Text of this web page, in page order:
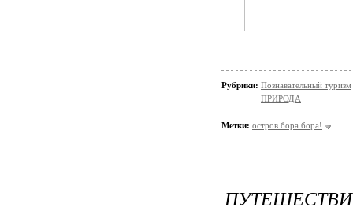
Рубрики: Познавательный туризм
ПРИРОДА
Метки: остров бора бора!